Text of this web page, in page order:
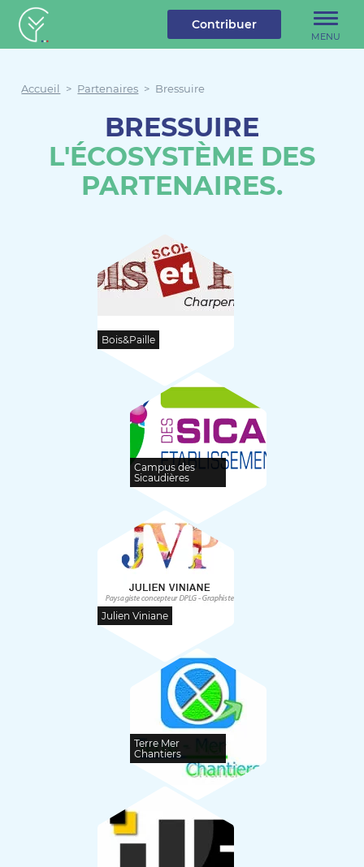
Créateur de forêt
MENU
Contribuer
Accueil > Partenaires > Bressuire
BRESSUIRE
L'ÉCOSYSTÈME DES
PARTENAIRES.
Bois&Paille
Campus des
Sicaudières
Julien Viniane
Terre Mer
Chantiers